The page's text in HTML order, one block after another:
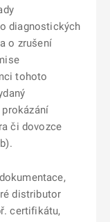
diagnostických
o zrušení
tohoto
či dovozce
distributor
certifikátu,